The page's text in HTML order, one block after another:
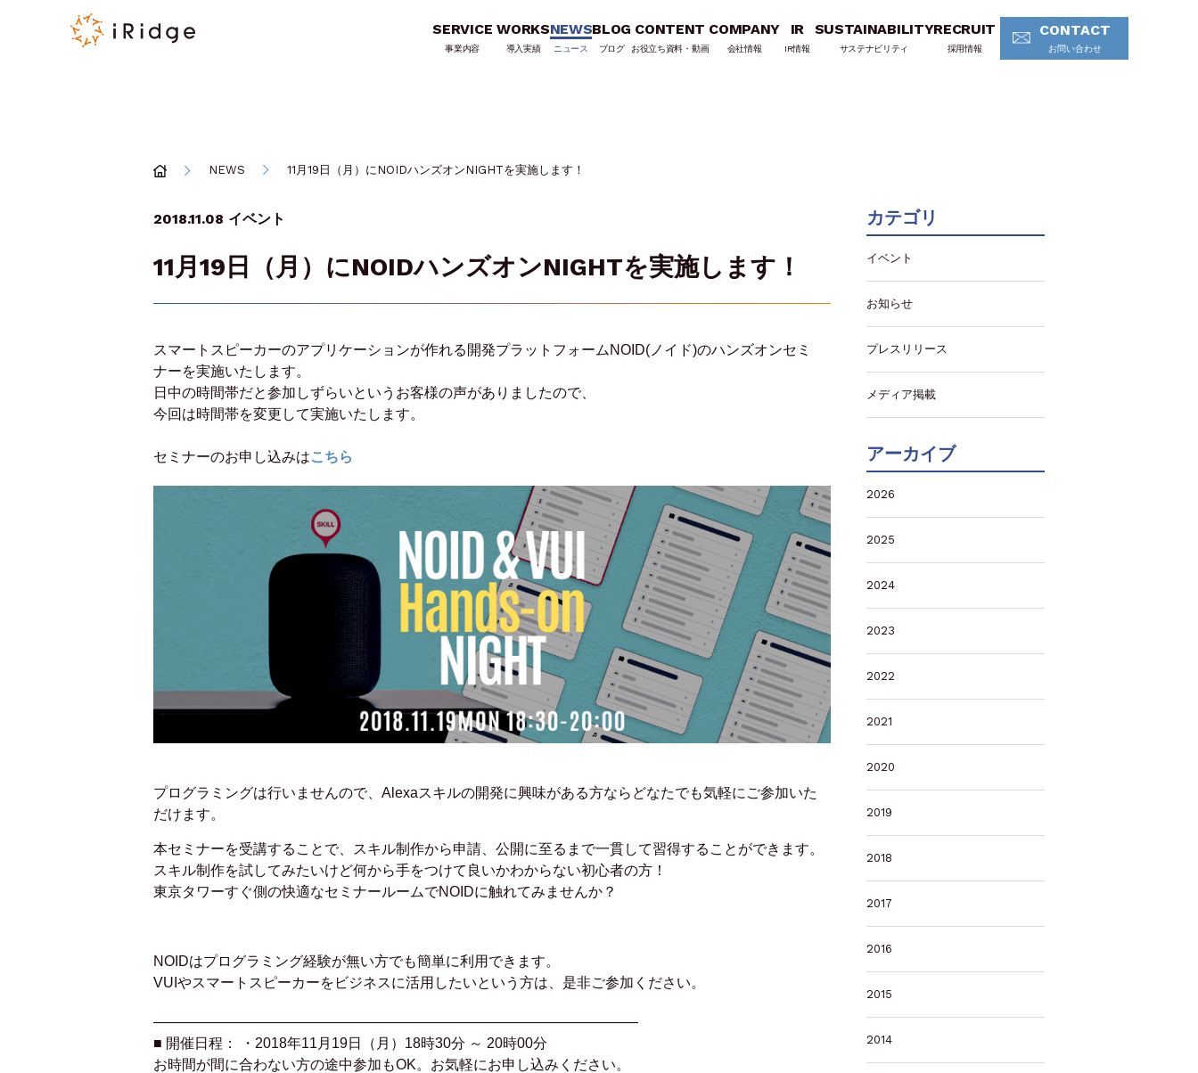
SERVICE
事業内容
WORKS
導入実績
NEWS
ニュース
BLOG
ブログ
CONTENT
お役立ち資料・動画
COMPANY
会社情報
IR
IR情報
SUSTAINABILITY
サステナビリティ
RECRUIT
採用情報
CONTACT
お問い合わせ
NEWS 11月19日（月）にNOIDハンズオンNIGHTを実施します！
2018.11.08 イベント
11月19日（月）にNOIDハンズオンNIGHTを実施します！
スマートスピーカーのアプリケーションが作れる開発プラットフォームNOID(ノイド)のハンズオンセミ
ナーを実施いたします。
日中の時間帯だと参加しずらいというお客様の声がありましたので、
今回は時間帯を変更して実施いたします。
セミナーのお申し込みはこちら
プログラミングは行いませんので、Alexaスキルの開発に興味がある方ならどなたでも気軽にご参加いた
だけます。
本セミナーを受講することで、スキル制作から申請、公開に至るまで一貫して習得することができます。
スキル制作を試してみたいけど何から手をつけて良いかわからない初心者の方！
東京タワーすぐ側の快適なセミナールームでNOIDに触れてみませんか？
NOIDはプログラミング経験が無い方でも簡単に利用できます。
VUIやスマートスピーカーをビジネスに活用したいという方は、是非ご参加ください。
——————————————————————————————————
■ 開催日程： ・2018年11月19日（月）18時30分 ～ 20時00分
お時間が間に合わない方の途中参加もOK。お気軽にお申し込みください。
カテゴリ
イベント
お知らせ
プレスリリース
メディア掲載
アーカイブ
2026
2025
2024
2023
2022
2021
2020
2019
2018
2017
2016
2015
2014